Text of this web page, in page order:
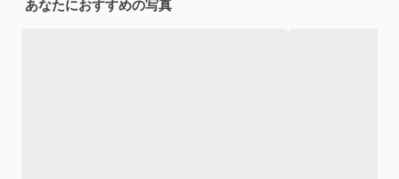
あなたにおすすめの写真